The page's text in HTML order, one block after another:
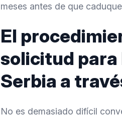
meses antes de que
El
solicitud para
Serbia a
No es demasiado difícil